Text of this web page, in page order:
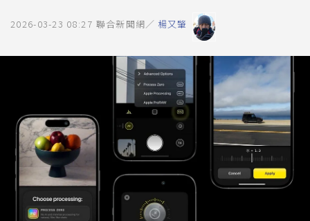
2026-03-23 08:27 聯合新聞網／ 楊又肇